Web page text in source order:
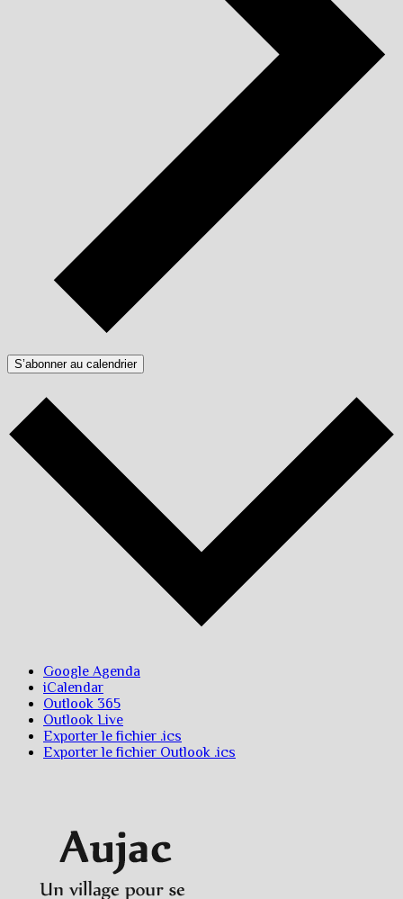
S’abonner au calendrier
Google Agenda
iCalendar
Outlook 365
Outlook Live
Exporter le fichier .ics
Exporter le fichier Outlook .ics